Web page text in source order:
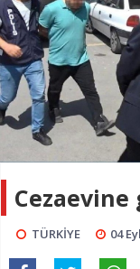
TÜRKİYE 04